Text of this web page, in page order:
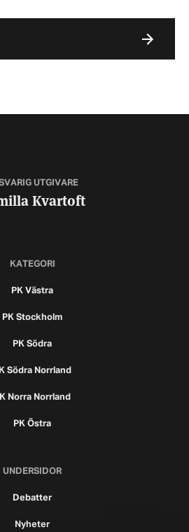
UTGIVARE
Kvartoft
KATEGORI
PK Västra
PK Stockholm
PK Södra
Södra Norrland
Norra Norrland
PK Östra
UNDERSIDOR
Debatter
Nyheter